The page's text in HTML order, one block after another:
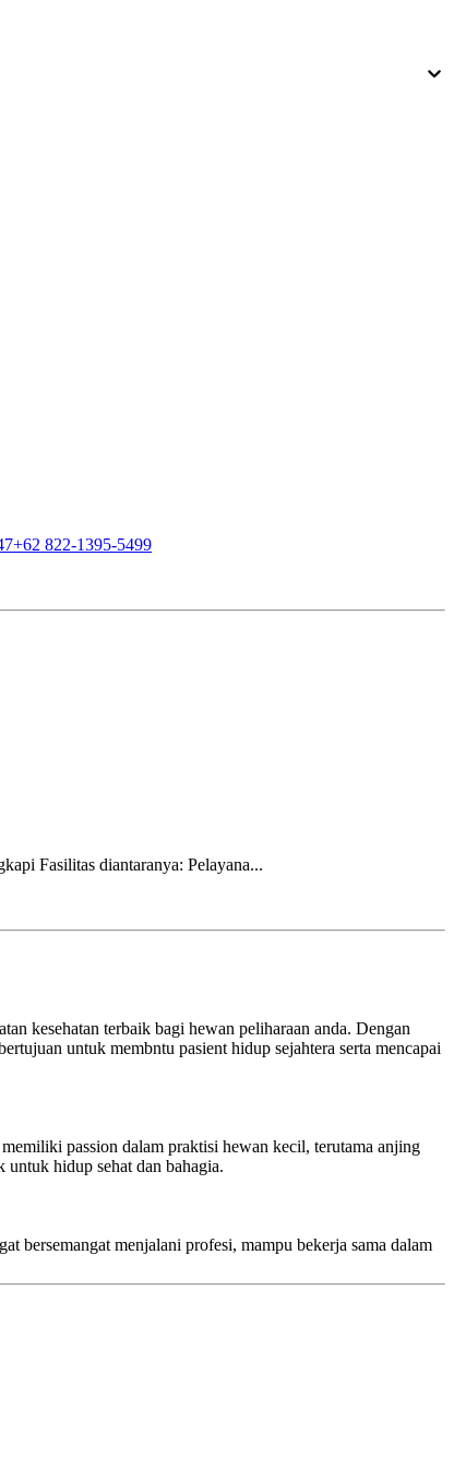
+62 822-1395-5499
Fasilitas diantaranya: Pelayana...
kesehatan terbaik bagi hewan peliharaan anda. Dengan
untuk membntu pasient hidup sejahtera serta mencapai
passion dalam praktisi hewan kecil, terutama anjing
untuk hidup sehat dan bahagia.
bersemangat menjalani profesi, mampu bekerja sama dalam